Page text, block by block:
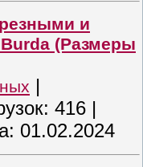
и
(Размеры
|
416 |
01.02.2024